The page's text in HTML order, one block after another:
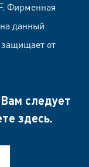
Фирменная
данный
от
следует
здесь.